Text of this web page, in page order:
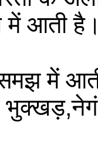
आती है।
में